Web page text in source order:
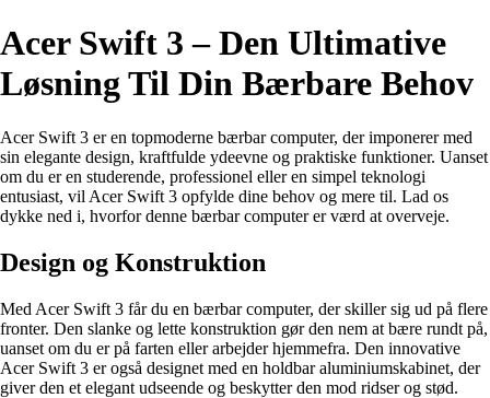
Acer Swift 3 – Den Ultimative
Løsning Til Din Bærbare Behov
Acer Swift 3 er en topmoderne bærbar computer, der imponerer med
sin elegante design, kraftfulde ydeevne og praktiske funktioner. Uanset
om du er en studerende, professionel eller en simpel teknologi
entusiast, vil Acer Swift 3 opfylde dine behov og mere til. Lad os
dykke ned i, hvorfor denne bærbar computer er værd at overveje.
Design og Konstruktion
Med Acer Swift 3 får du en bærbar computer, der skiller sig ud på flere
fronter. Den slanke og lette konstruktion gør den nem at bære rundt på,
uanset om du er på farten eller arbejder hjemmefra. Den innovative
Acer Swift 3 er også designet med en holdbar aluminiumskabinet, der
giver den et elegant udseende og beskytter den mod ridser og stød.